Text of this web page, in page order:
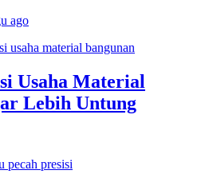
ago
Usaha Material
Lebih Untung